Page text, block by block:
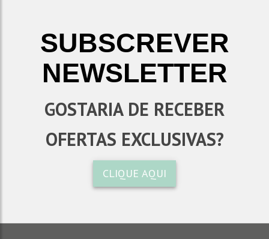
SUBSCREVER
NEWSLETTER
GOSTARIA DE RECEBER
OFERTAS EXCLUSIVAS?
CLIQUE AQUI